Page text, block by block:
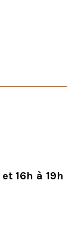
16h à 19h